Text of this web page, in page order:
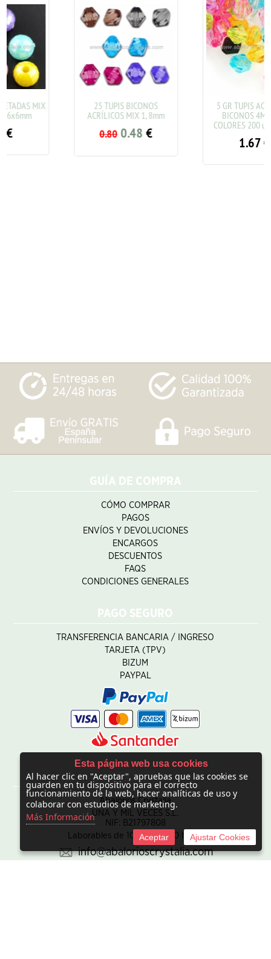
25 TUPIS BICONOS
ACRÍLICOS MIX 1, 8mm
€
5 GR TUPIS ACRÍLICOS
BICONOS 4MM MIX
COLORES 200 uds aprox.
GUÍA DE COMPRA
CÓMO COMPRAR
PAGOS
ENVÍOS Y DEVOLUCIONES
ENCARGOS
DESCUENTOS
FAQS
CONDICIONES GENERALES
PAGO SEGURO
TRANSFERENCIA BANCARIA / INGRESO
TARJETA (TPV)
BIZUM
PAYPAL
CONTACTO
Abalorios Crystalia
UNA Y MIL VECES S.L.
NIF: B21797808
Laborables de 10:00 - 20:00 horas
info@abalorioscrystalia.com
Esta página web usa cookies
Al hacer clic en "Aceptar", apruebas que las cookies se
guarden en tu dispositivo para el correcto
funcionamiento de la web, hacer analíticas de uso y
colaborar con estudios de marketing.
Más Información
Aceptar Ajustar Cookies